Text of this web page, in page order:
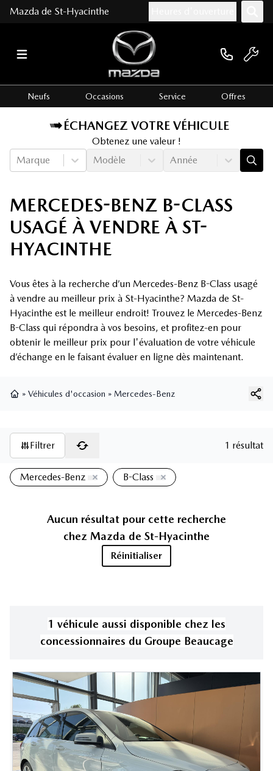
Mazda de St-Hyacinthe
Neufs Occasions Service Offres
ÉCHANGEZ VOTRE VÉHICULE
Obtenez une valeur !
Marque
Modèle Année
MERCEDES-BENZ B-CLASS
USAGÉ À VENDRE À ST-
HYACINTHE
Vous êtes à la recherche d’un Mercedes-Benz B-Class usagé
à vendre au meilleur prix à St-Hyacinthe? Mazda de St-
Hyacinthe est le meilleur endroit! Trouvez le Mercedes-Benz
B-Class qui répondra à vos besoins, et profitez-en pour
obtenir le meilleur prix pour l'évaluation de votre véhicule
d’échange en le faisant évaluer en ligne dès maintenant.
» Véhicules d'occasion » Mercedes-Benz
Filtrer 1 résultat
Mercedes-Benz B-Class
Aucun résultat pour cette recherche
chez Mazda de St-Hyacinthe
Réinitialiser
1 véhicule aussi disponible chez les
concessionnaires du Groupe Beaucage